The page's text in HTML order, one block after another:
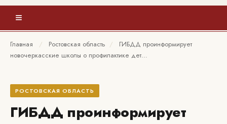
≡
Главная / Ростовская область /
ГИБДД проинформирует
новочеркасские школы о профилактике дет…
РОСТОВСКАЯ ОБЛАСТЬ
ГИБДД проинформирует